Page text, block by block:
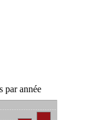
par année